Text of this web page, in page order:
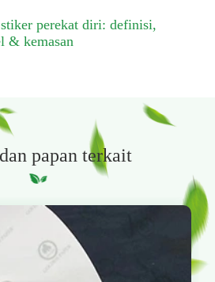
stiker perekat diri: definisi,
& kemasan
papan terkait